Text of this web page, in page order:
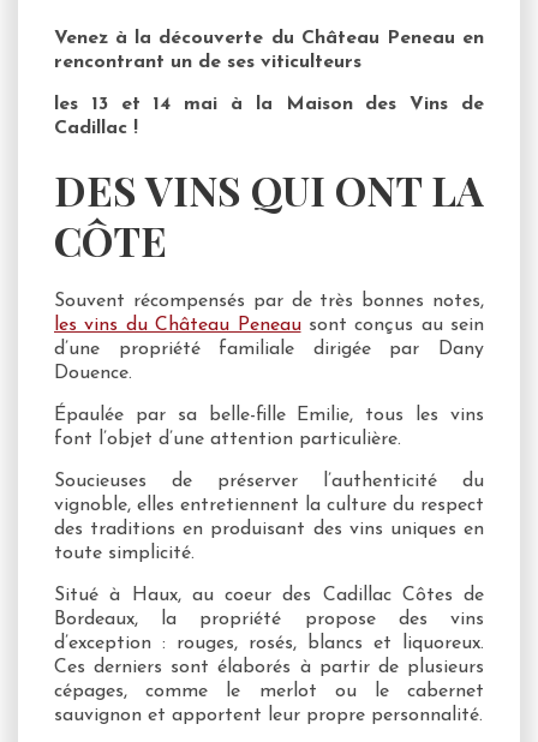
Venez à la découverte du Château Peneau en
rencontrant un de ses viticulteurs
les 13 et 14 mai à la Maison des Vins de
Cadillac !
DES VINS QUI ONT LA
CÔTE
Souvent récompensés par de très bonnes notes,
les vins du Château Peneausont conçus au sein
d’une propriété familiale dirigée par Dany
Douence.
Épaulée par sa belle-fille Emilie, tous les vins
font l’objet d’une attention particulière.
Soucieuses de préserver l’authenticité du
vignoble, elles entretiennent la culture du respect
des traditions en produisant des vins uniques en
toute simplicité.
Situé à Haux, au coeur des Cadillac Côtes de
Bordeaux, la propriété propose des vins
d’exception : rouges, rosés, blancs et liquoreux.
Ces derniers sont élaborés à partir de plusieurs
cépages, comme le merlot ou le cabernet
sauvignon et apportent leur propre personnalité.